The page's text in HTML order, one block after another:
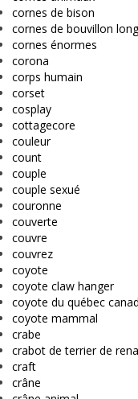
cornes de bison
cornes de bouvillon
cornes énormes
corona
corps humain
corset
cosplay
cottagecore
couleur
count
couple
couple sexué
couronne
couverte
couvre
couvrez
coyote
coyote claw hanger
coyote du québec
coyote mammal
crabe
crabot de terrier de
craft
crâne